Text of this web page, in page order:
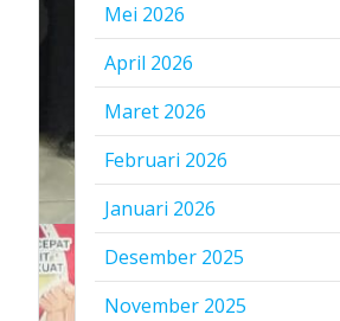
Mei 2026
April 2026
Maret 2026
Februari 2026
Januari 2026
Desember 2025
November 2025